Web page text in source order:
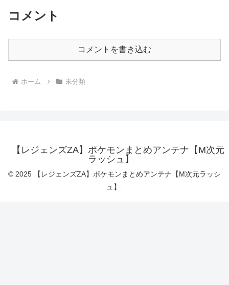
コメント
コメントを書き込む
ホーム 未分類
【レジェンズZA】ポケモンまとめアンテナ【M次元
ラッシュ】
© 2025 【レジェンズZA】ポケモンまとめアンテナ【M次元ラッシ
ュ】.